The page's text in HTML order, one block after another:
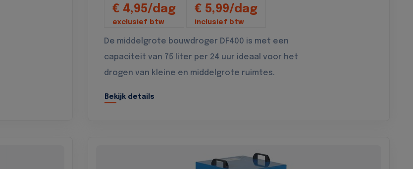
€ 4,95/dag
exclusief btw
€ 5,99/dag
inclusief btw
De middelgrote bouwdroger DF400 is met een
capaciteit van 75 liter per 24 uur ideaal voor het
drogen van kleine en middelgrote ruimtes.
Bekijk details